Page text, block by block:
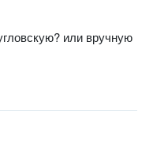
или вручную